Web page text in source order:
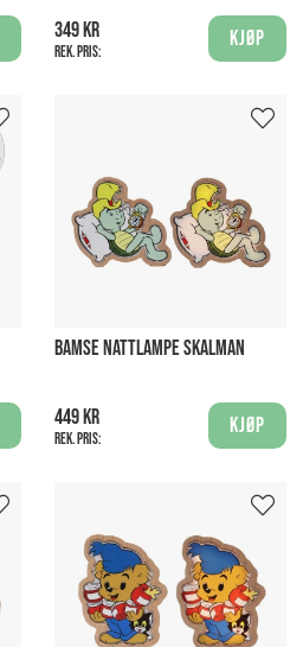
349 kr
Rek. pris:
Kjøp
BAMSE NATTLAMPE SKALMAN
449 kr
Rek. pris:
Kjøp